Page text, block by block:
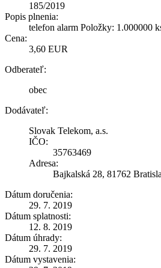
185/2019
Popis plnenia:
telefon alarm Položky: 1.000000
Cena:
3,60 EUR
Odberateľ:
obec
Dodávateľ:
Slovak Telekom, a.s.
IČO:
35763469
Adresa:
Bajkalská 28, 81762
Dátum doručenia:
29. 7. 2019
Dátum splatnosti:
12. 8. 2019
Dátum úhrady:
29. 7. 2019
Dátum vystavenia: